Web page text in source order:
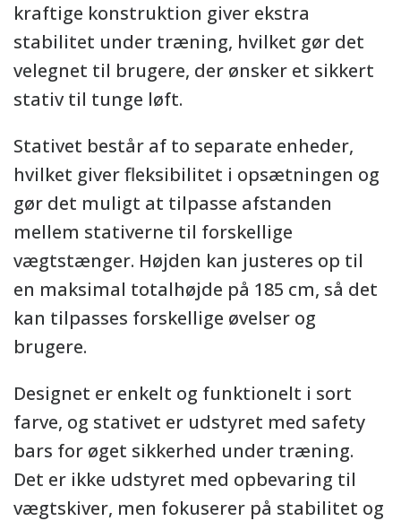
kraftige konstruktion giver ekstra
stabilitet under træning, hvilket gør det
velegnet til brugere, der ønsker et sikkert
stativ til tunge løft.
Stativet består af to separate enheder,
hvilket giver fleksibilitet i opsætningen og
gør det muligt at tilpasse afstanden
mellem stativerne til forskellige
vægtstænger. Højden kan justeres op til
en maksimal totalhøjde på 185 cm, så det
kan tilpasses forskellige øvelser og
brugere.
Designet er enkelt og funktionelt i sort
farve, og stativet er udstyret med safety
bars for øget sikkerhed under træning.
Det er ikke udstyret med opbevaring til
vægtskiver, men fokuserer på stabilitet og